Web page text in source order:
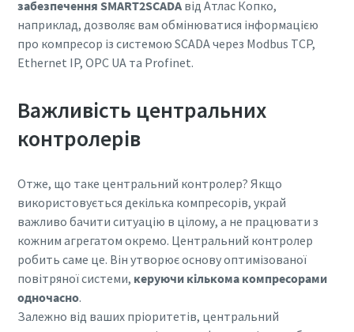
забезпечення SMART2SCADAвід Атлас Копко,
наприклад, дозволяє вам обмінюватися інформацією
про компресор із системою SCADA через Modbus TCP,
Ethernet IP, OPC UA та Profinet.
Важливість центральних
контролерів
Отже, що таке центральний контролер? Якщо
використовується декілька компресорів, украй
важливо бачити ситуацію в цілому, а не працювати з
кожним агрегатом окремо. Центральний контролер
робить саме це. Він утворює основу оптимізованої
повітряної системи, керуючи кількома компресорами
одночасно.
Залежно від ваших пріоритетів, центральний